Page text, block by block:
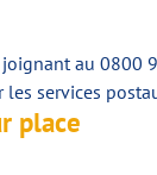
au
les services
place